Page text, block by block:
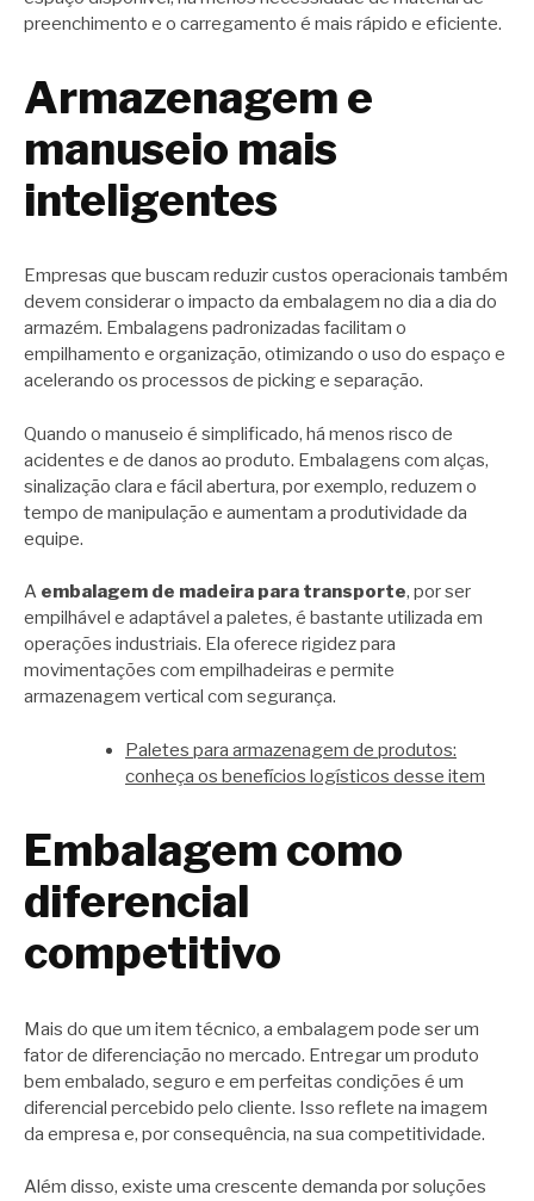
preenchimento e o carregamento é mais rápido e eficiente.
Armazenagem e
manuseio mais
inteligentes
Empresas que buscam reduzir custos operacionais também
devem considerar o impacto da embalagem no dia a dia do
armazém. Embalagens padronizadas facilitam o
empilhamento e organização, otimizando o uso do espaço e
acelerando os processos de picking e separação.
Quando o manuseio é simplificado, há menos risco de
acidentes e de danos ao produto. Embalagens com alças,
sinalização clara e fácil abertura, por exemplo, reduzem o
tempo de manipulação e aumentam a produtividade da
equipe.
A embalagem de madeira para transporte, por ser
empilhável e adaptável a paletes, é bastante utilizada em
operações industriais. Ela oferece rigidez para
movimentações com empilhadeiras e permite
armazenagem vertical com segurança.
Paletes para armazenagem de produtos:
conheça os benefícios logísticos desse item
Embalagem como
diferencial
competitivo
Mais do que um item técnico, a embalagem pode ser um
fator de diferenciação no mercado. Entregar um produto
bem embalado, seguro e em perfeitas condições é um
diferencial percebido pelo cliente. Isso reflete na imagem
da empresa e, por consequência, na sua competitividade.
Além disso, existe uma crescente demanda por soluções